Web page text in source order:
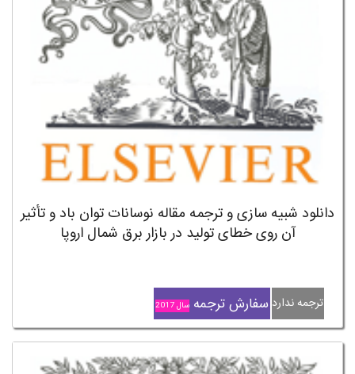
دانلود شبیه سازی و ترجمه مقاله نوسانات توان باد و تأثیر
آن روی خطای تولید در بازار برق شمال اروپا
ترجمه ندارد سفارش ترجمه سال 2017